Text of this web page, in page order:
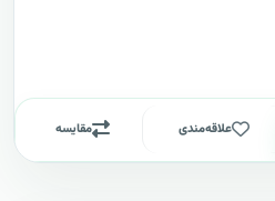
علاقه‌مندی مقایسه